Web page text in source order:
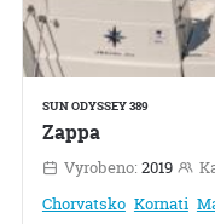
SUN ODYSSEY 389
Zappa
Vyrobeno: 2019
Chorvatsko Kornati